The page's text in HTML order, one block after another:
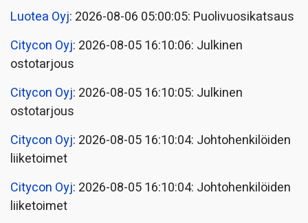
Luotea Oyj: 2026-08-06 05:00:05: Puolivuosikatsaus
Citycon Oyj: 2026-08-05 16:10:06: Julkinen
ostotarjous
Citycon Oyj: 2026-08-05 16:10:05: Julkinen
ostotarjous
Citycon Oyj: 2026-08-05 16:10:04: Johtohenkilöiden
liiketoimet
Citycon Oyj: 2026-08-05 16:10:04: Johtohenkilöiden
liiketoimet